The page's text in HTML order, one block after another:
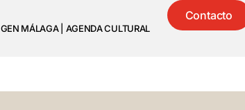
GEN MÁLAGA | AGENDA CULTURAL
Contacto